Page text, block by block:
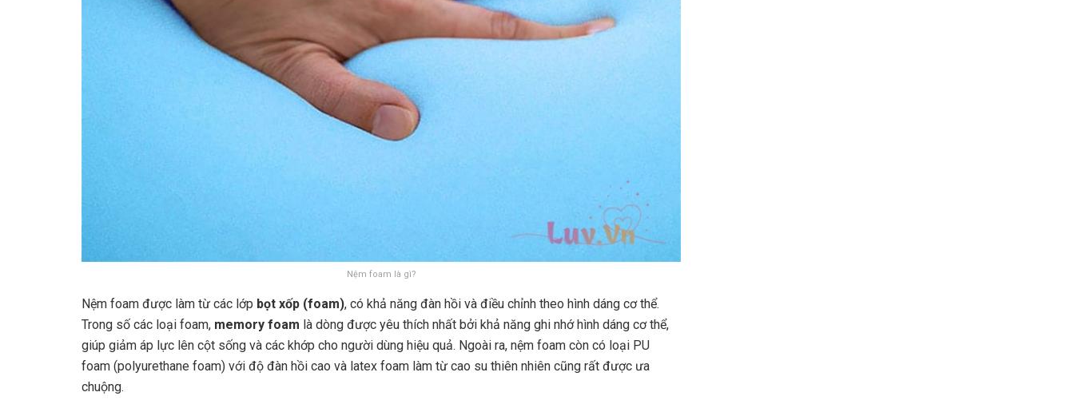
Nệm foam là gì?
Nệm foam được làm từ các lớp bọt xốp (foam), có khả năng đàn hồi và điều chỉnh theo hình dáng cơ thể.
Trong số các loại foam, memory foam là dòng được yêu thích nhất bởi khả năng ghi nhớ hình dáng cơ thể,
giúp giảm áp lực lên cột sống và các khớp cho người dùng hiệu quả. Ngoài ra, nệm foam còn có loại PU
foam (polyurethane foam) với độ đàn hồi cao và latex foam làm từ cao su thiên nhiên cũng rất được ưa
chuộng.